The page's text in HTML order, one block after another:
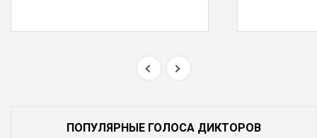
ПОПУЛЯРНЫЕ ГОЛОСА ДИКТОРОВ